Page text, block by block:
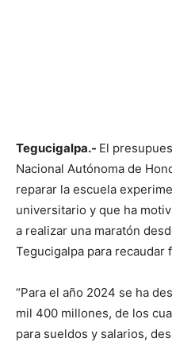
Tegucigalpa.- El
Nacional Autónoma de
reparar la escuela
universitario y que ha
a realizar una maratón
Tegucigalpa para
“Para el año 2024 se ha
mil 400 millones, de los
para sueldos y salarios,